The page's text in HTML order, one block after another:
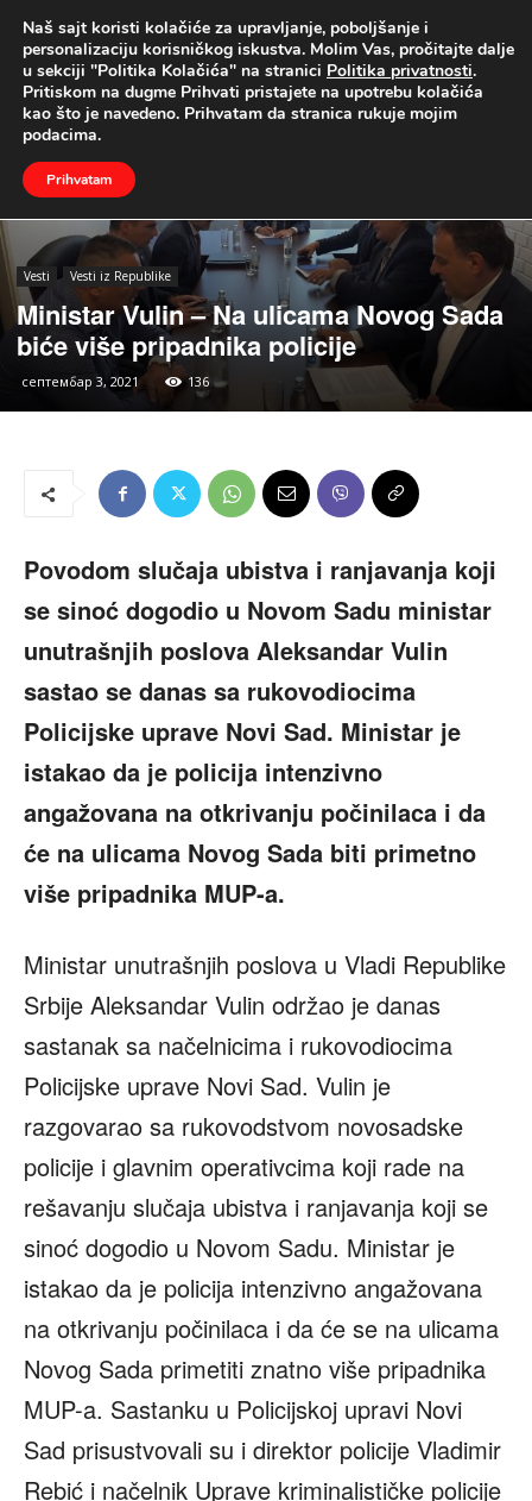
UŽIVO
Naslovna Vesti Vesti iz Republike
Vesti Vesti iz Republike
Ministar Vulin – Na ulicama Novog Sada
biće više pripadnika policije
септембар 3, 2021 136
Povodom slučaja ubistva i ranjavanja koji
se sinoć dogodio u Novom Sadu ministar
unutrašnjih poslova Aleksandar Vulin
sastao se danas sa rukovodiocima
Policijske uprave Novi Sad. Ministar je
istakao da je policija intenzivno
angažovana na otkrivanju počinilaca i da
će na ulicama Novog Sada biti primetno
više pripadnika MUP-a.
Ministar unutrašnjih poslova u Vladi Republike
Srbije Aleksandar Vulin održao je danas
sastanak sa načelnicima i rukovodiocima
Policijske uprave Novi Sad. Vulin je
razgovarao sa rukovodstvom novosadske
policije i glavnim operativcima koji rade na
rešavanju slučaja ubistva i ranjavanja koji se
sinoć dogodio u Novom Sadu. Ministar je
istakao da je policija intenzivno angažovana
na otkrivanju počinilaca i da će se na ulicama
Novog Sada primetiti znatno više pripadnika
MUP-a. Sastanku u Policijskoj upravi Novi
Sad prisustvovali su i direktor policije Vladimir
Rebić i načelnik Uprave kriminalističke policije
Naš sajt koristi kolačiće za upravljanje, poboljšanje i
personalizaciju korisničkog iskustva. Molim Vas, pročitajte dalje
u sekciji "Politika Kolačića" na stranici Politika privatnosti.
Pritiskom na dugme Prihvati pristajete na upotrebu kolačića
kao što je navedeno. Prihvatam da stranica rukuje mojim
podacima.
Prihvatam